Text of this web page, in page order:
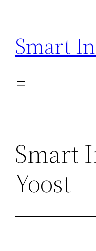
inhoud
Smart
Smart
Yoost